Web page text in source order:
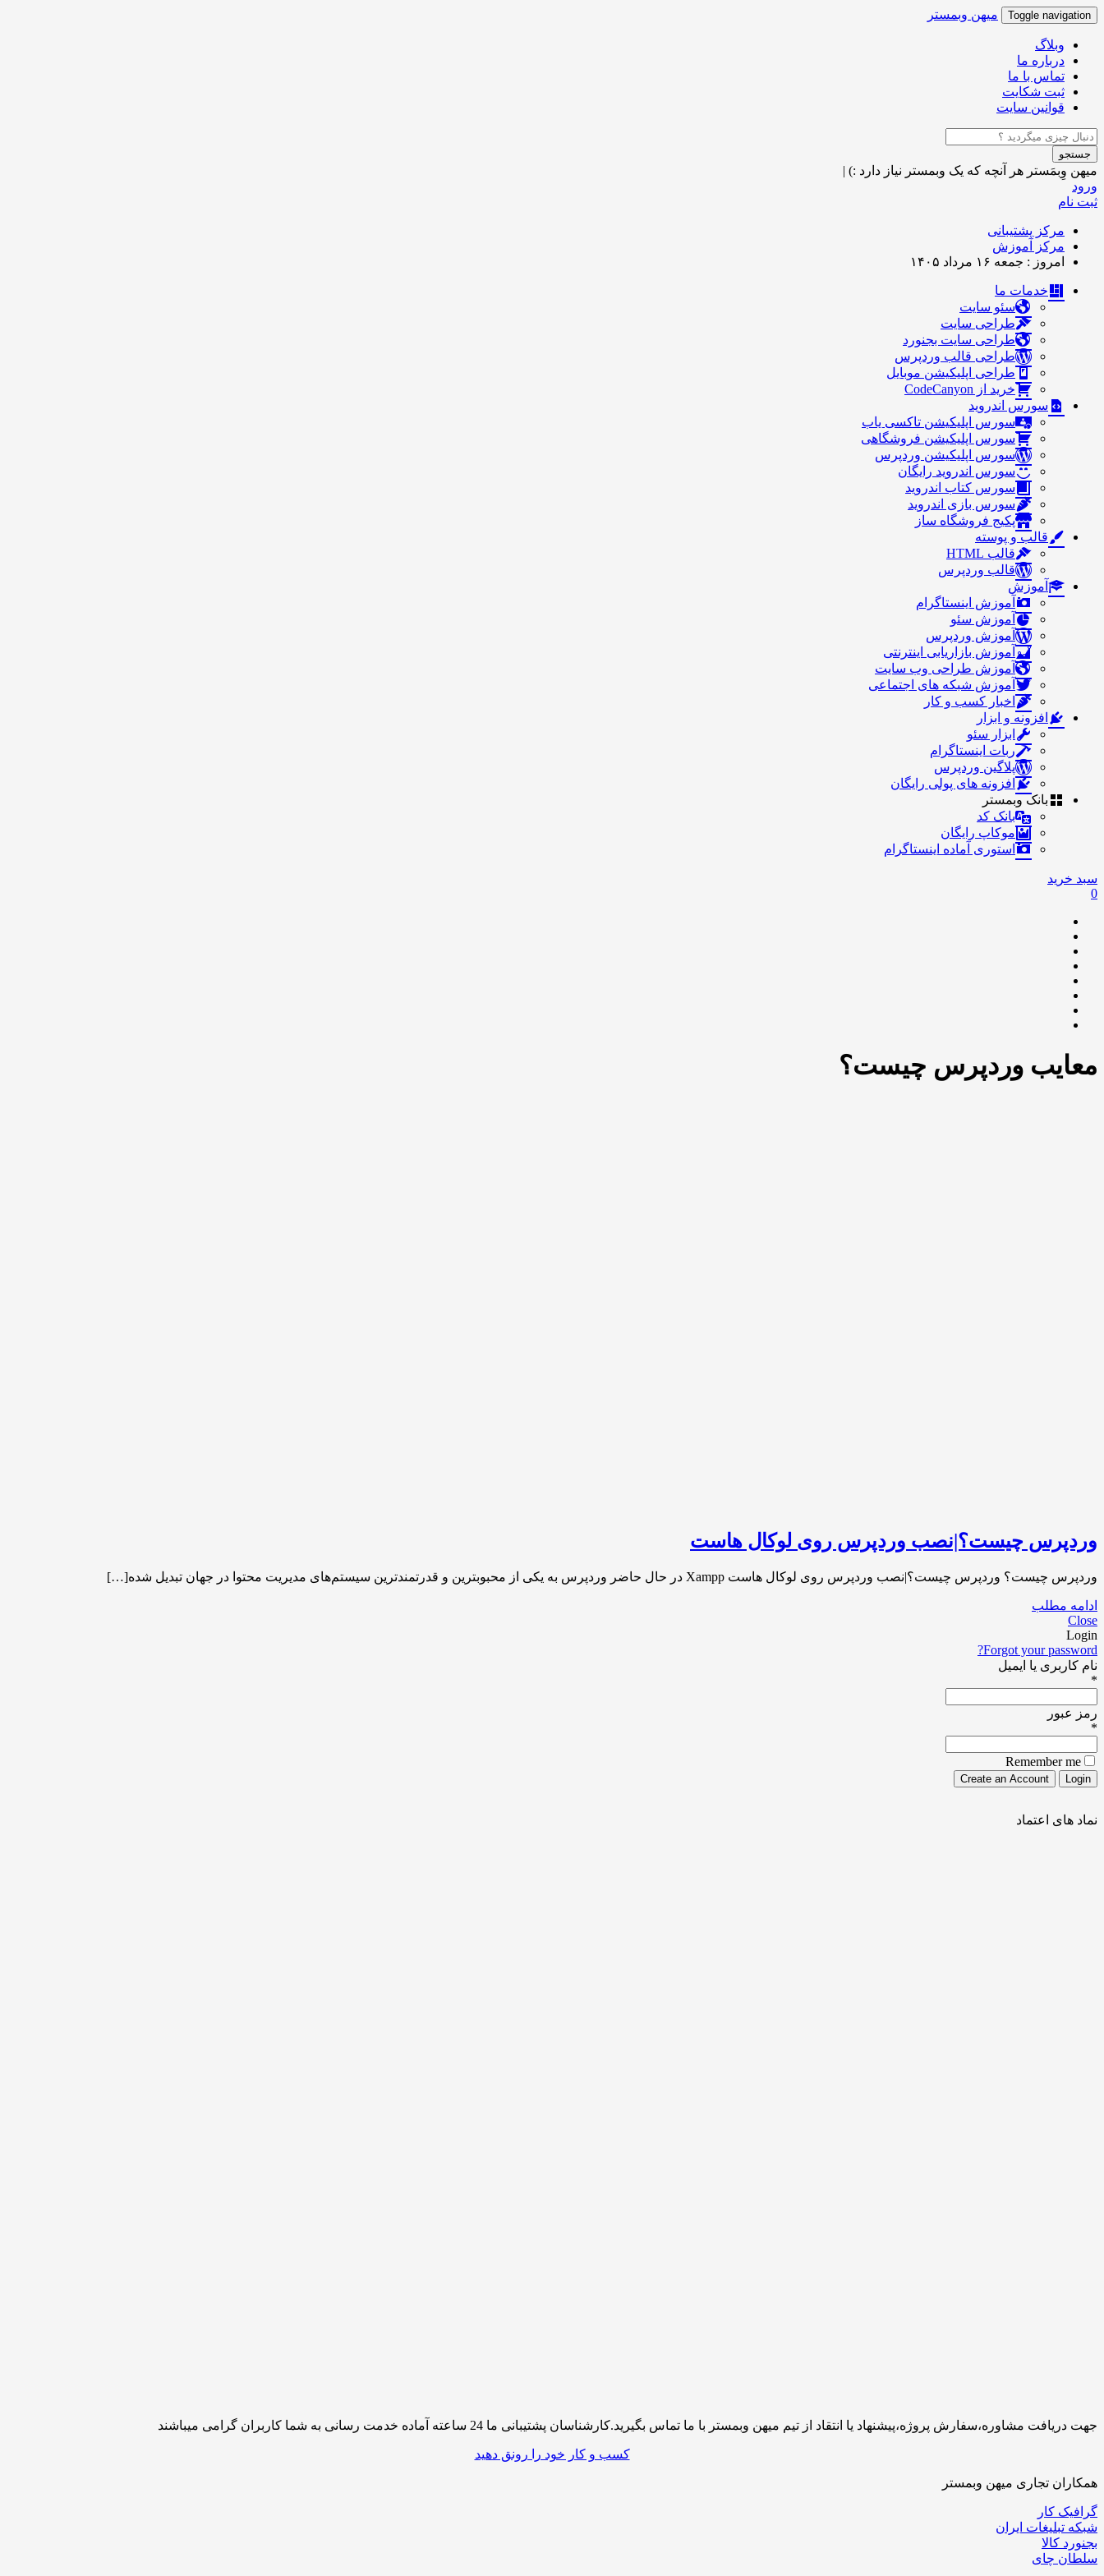
Toggle navigation میهن وبمستر
وبلاگ
درباره ما
تماس با ما
ثبت شکایت
قوانین سایت
جستجو
میهن وِبمَستر هر آنچه که یک وبمستر نیاز دارد :) |
ورود
ثبت نام
مرکز پشتیبانی
مرکز آموزش
امروز : جمعه ۱۶ مرداد ۱۴۰۵
خدمات ما
سئو سایت
طراحی سایت
طراحی سایت بجنورد
طراحی قالب وردپرس
طراحی اپلیکیشن موبایل
خرید از CodeCanyon
سورس اندروید
سورس اپلیکیشن تاکسی یاب
سورس اپلیکیشن فروشگاهی
سورس اپلیکیشن وردپرس
سورس اندروید رایگان
سورس کتاب اندروید
سورس بازی اندروید
پکیج فروشگاه ساز
قالب و پوسته
قالب HTML
قالب وردپرس
آموزش
آموزش اینستاگرام
آموزش سئو
آموزش وردپرس
آموزش بازاریابی اینترنتی
آموزش طراحی وب سایت
آموزش شبکه های اجتماعی
اخبار کسب و کار
افزونه و ابزار
ابزار سئو
ربات اینستاگرام
پلاگین وردپرس
افزونه های پولی رایگان
بانک وبمستر
بانک کد
موکاپ رایگان
استوری آماده اینستاگرام
سبد خرید
0
معایب وردپرس چیست؟
وردپرس چیست؟|نصب وردپرس روی لوکال هاست
وردپرس چیست؟ وردپرس چیست؟|نصب وردپرس روی لوکال هاست Xampp در حال حاضر وردپرس به یکی از محبوبترین و قدرتمندترین سیستم‌های مدیریت محتوا در جهان تبدیل شده[…]
ادامه مطلب
Close
Login
Forgot your password?
نام کاربری یا ایمیل
*
رمز عبور
*
Remember me
نماد های اعتماد
جهت دریافت مشاوره،سفارش پروژه،پیشنهاد یا انتقاد از تیم میهن وبمستر با ما تماس بگیرید.کارشناسان پشتیبانی ما 24 ساعته آماده خدمت رسانی به شما کاربران گرامی میباشند
کسب و کار خود را رونق دهید
همکاران تجاری میهن وبمستر
گرافیک کار
شبکه تبلیغات ایران
بجنورد کالا
سلطان چای